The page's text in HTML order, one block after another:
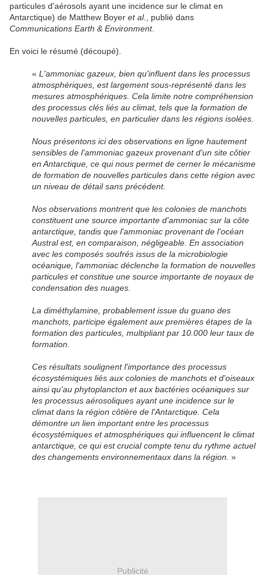
particules d'aérosols ayant une incidence sur le climat en
Antarctique) de Matthew Boyer et al.
, publié dans
Communications Earth & Environment.
En voici le résumé (découpé).
« L'ammoniac gazeux, bien qu'influent dans les processus
atmosphériques, est largement sous-représenté dans les
mesures atmosphériques. Cela limite notre compréhension
des processus clés liés au climat, tels que la formation de
nouvelles particules, en particulier dans les régions isolées.
Nous présentons ici des observations en ligne hautement
sensibles de l'ammoniac gazeux provenant d'un site côtier
en Antarctique, ce qui nous permet de cerner le mécanisme
de formation de nouvelles particules dans cette région avec
un niveau de détail sans précédent.
Nos observations montrent que les colonies de manchots
constituent une source importante d'ammoniac sur la côte
antarctique, tandis que l'ammoniac provenant de l'océan
Austral est, en comparaison, négligeable. En association
avec les composés soufrés issus de la microbiologie
océanique, l'ammoniac déclenche la formation de nouvelles
particules et constitue une source importante de noyaux de
condensation des nuages.
La diméthylamine, probablement issue du guano des
manchots, participe également aux premières étapes de la
formation des particules, multipliant par 10.000 leur taux de
formation.
Ces résultats soulignent l'importance des processus
écosystémiques liés aux colonies de manchots et d'oiseaux
ainsi qu'au phytoplancton et aux bactéries océaniques sur
les processus aérosoliques ayant une incidence sur le
climat dans la région côtière de l'Antarctique. Cela
démontre un lien important entre les processus
écosystémiques et atmosphériques qui influencent le climat
antarctique, ce qui est crucial compte tenu du rythme actuel
des changements environnementaux dans la région. »
Publicité